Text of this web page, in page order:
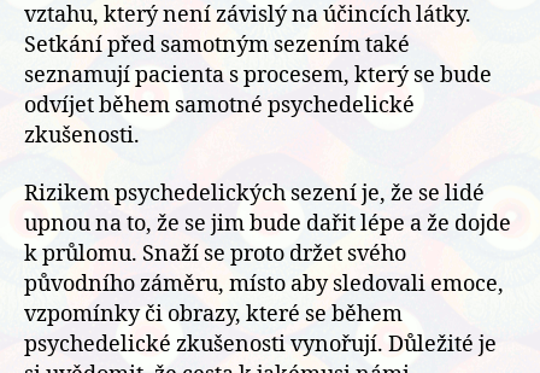
vztahu, který není závislý na účincích látky.
Setkání před samotným sezením také
seznamují pacienta s procesem, který se bude
odvíjet během samotné psychedelické
zkušenosti.
Rizikem psychedelických sezení je, že se lidé
upnou na to, že se jim bude dařit lépe a že dojde
k průlomu. Snaží se proto držet svého
původního záměru, místo aby sledovali emoce,
vzpomínky či obrazy, které se během
psychedelické zkušenosti vynořují. Důležité je